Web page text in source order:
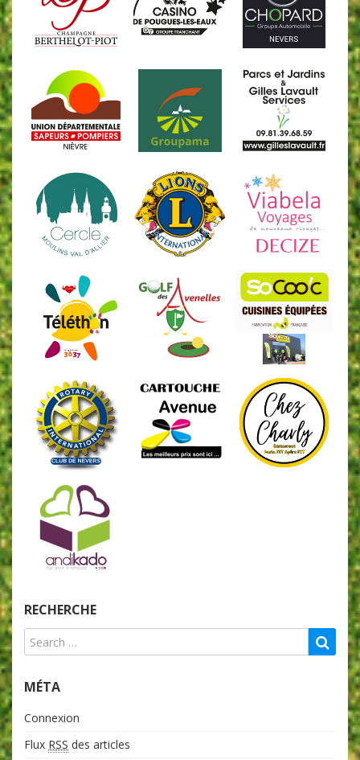
RECHERCHE
MÉTA
Connexion
Flux RSS des articles